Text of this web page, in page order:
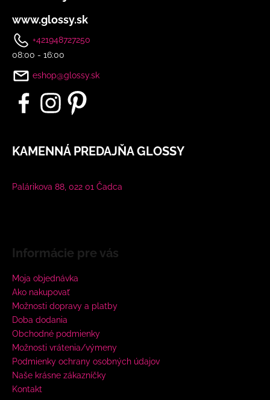
www.glossy.sk
+421948727250
08:00 - 16:00
eshop@glossy.sk
KAMENNÁ PREDAJŇA GLOSSY
Palárikova 88, 022 01 Čadca
Informácie pre vás
Moja objednávka
Ako nakupovať
Možnosti dopravy a platby
Doba dodania
Obchodné podmienky
Možnosti vrátenia/výmeny
Podmienky ochrany osobných údajov
Naše krásne zákazníčky
Kontakt